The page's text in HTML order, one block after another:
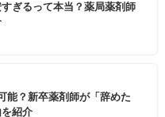
ぎるって本当？薬局薬剤師
能？新卒薬剤師が「辞めた
紹介